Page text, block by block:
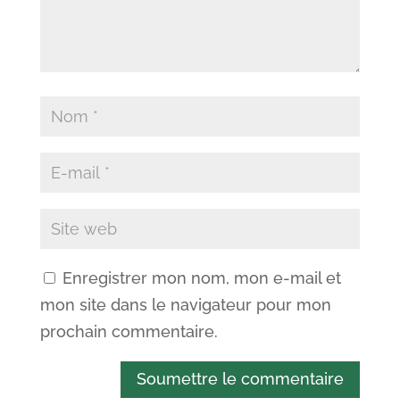
Enregistrer mon nom, mon e-mail et
mon site dans le navigateur pour mon
prochain commentaire.
Soumettre le commentaire